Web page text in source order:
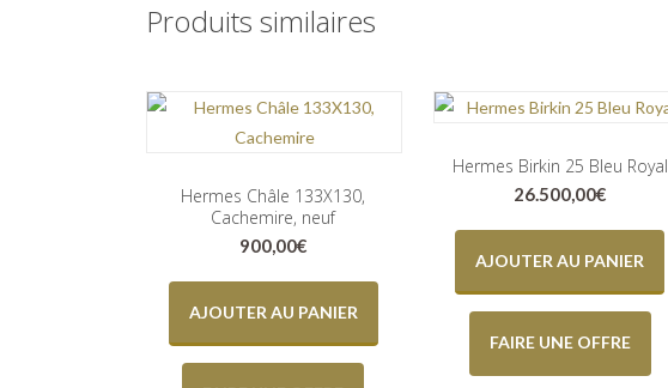
Produits similaires
Hermes Châle 133X130,
Cachemire, neuf
900,00€
AJOUTER AU PANIER
Hermes Birkin 25 Bleu Royal
26.500,00€
AJOUTER AU PANIER
FAIRE UNE OFFRE